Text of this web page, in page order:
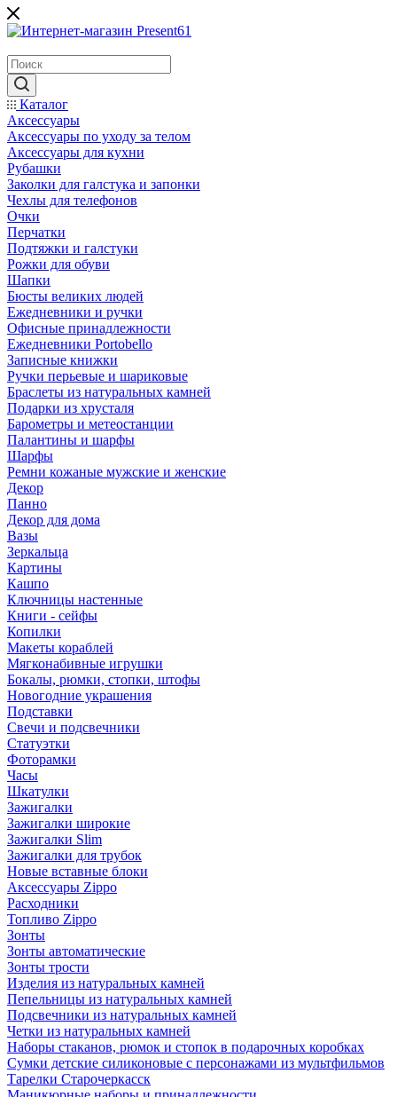
Каталог
Аксессуары
Аксессуары по уходу за телом
Аксессуары для кухни
Рубашки
Заколки для галстука и запонки
Чехлы для телефонов
Очки
Перчатки
Подтяжки и галстуки
Рожки для обуви
Шапки
Бюсты великих людей
Ежедневники и ручки
Офисные принадлежности
Ежедневники Portobello
Записные книжки
Ручки перьевые и шариковые
Браслеты из натуральных камней
Подарки из хрусталя
Барометры и метеостанции
Палантины и шарфы
Шарфы
Ремни кожаные мужские и женские
Декор
Панно
Декор для дома
Вазы
Зеркальца
Картины
Кашпо
Ключницы настенные
Книги - сейфы
Копилки
Макеты кораблей
Мягконабивные игрушки
Бокалы, рюмки, стопки, штофы
Новогодние украшения
Подставки
Свечи и подсвечники
Статуэтки
Фоторамки
Часы
Шкатулки
Зажигалки
Зажигалки широкие
Зажигалки Slim
Зажигалки для трубок
Новые вставные блоки
Аксессуары Zippo
Расходники
Топливо Zippo
Зонты
Зонты автоматические
Зонты трости
Изделия из натуральных камней
Пепельницы из натуральных камней
Подсвечники из натуральных камней
Четки из натуральных камней
Наборы стаканов, рюмок и стопок в подарочных коробках
Сумки детские силиконовые с персонажами из мультфильмов
Тарелки Старочеркасск